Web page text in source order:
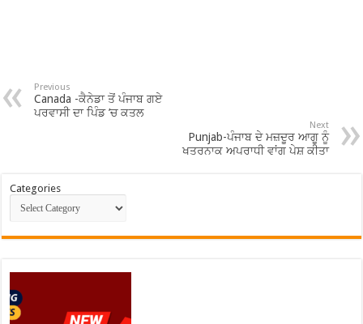
Previous
Canada -ਕੈਨੇਡਾ ਤੋਂ ਪੰਜਾਬ ਗਏ
ਪਰਵਾਸੀ ਦਾ ਪਿੰਡ ’ਚ ਕਤਲ
Next
Punjab-ਪੰਜਾਬ ਦੇ ਮਜ਼ਦੂਰ ਆਗੂ ਨੂੰ
ਖਤਰਨਾਕ ਅਪਰਾਧੀ ਵਾਂਗ ਪੇਸ਼ ਕੀਤਾ
Categories